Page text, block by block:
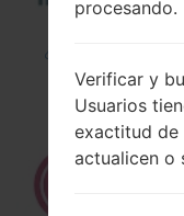
¿Cómo
inteligente
procesando.
Verificar y
Usuarios
exactitud de
actualicen o